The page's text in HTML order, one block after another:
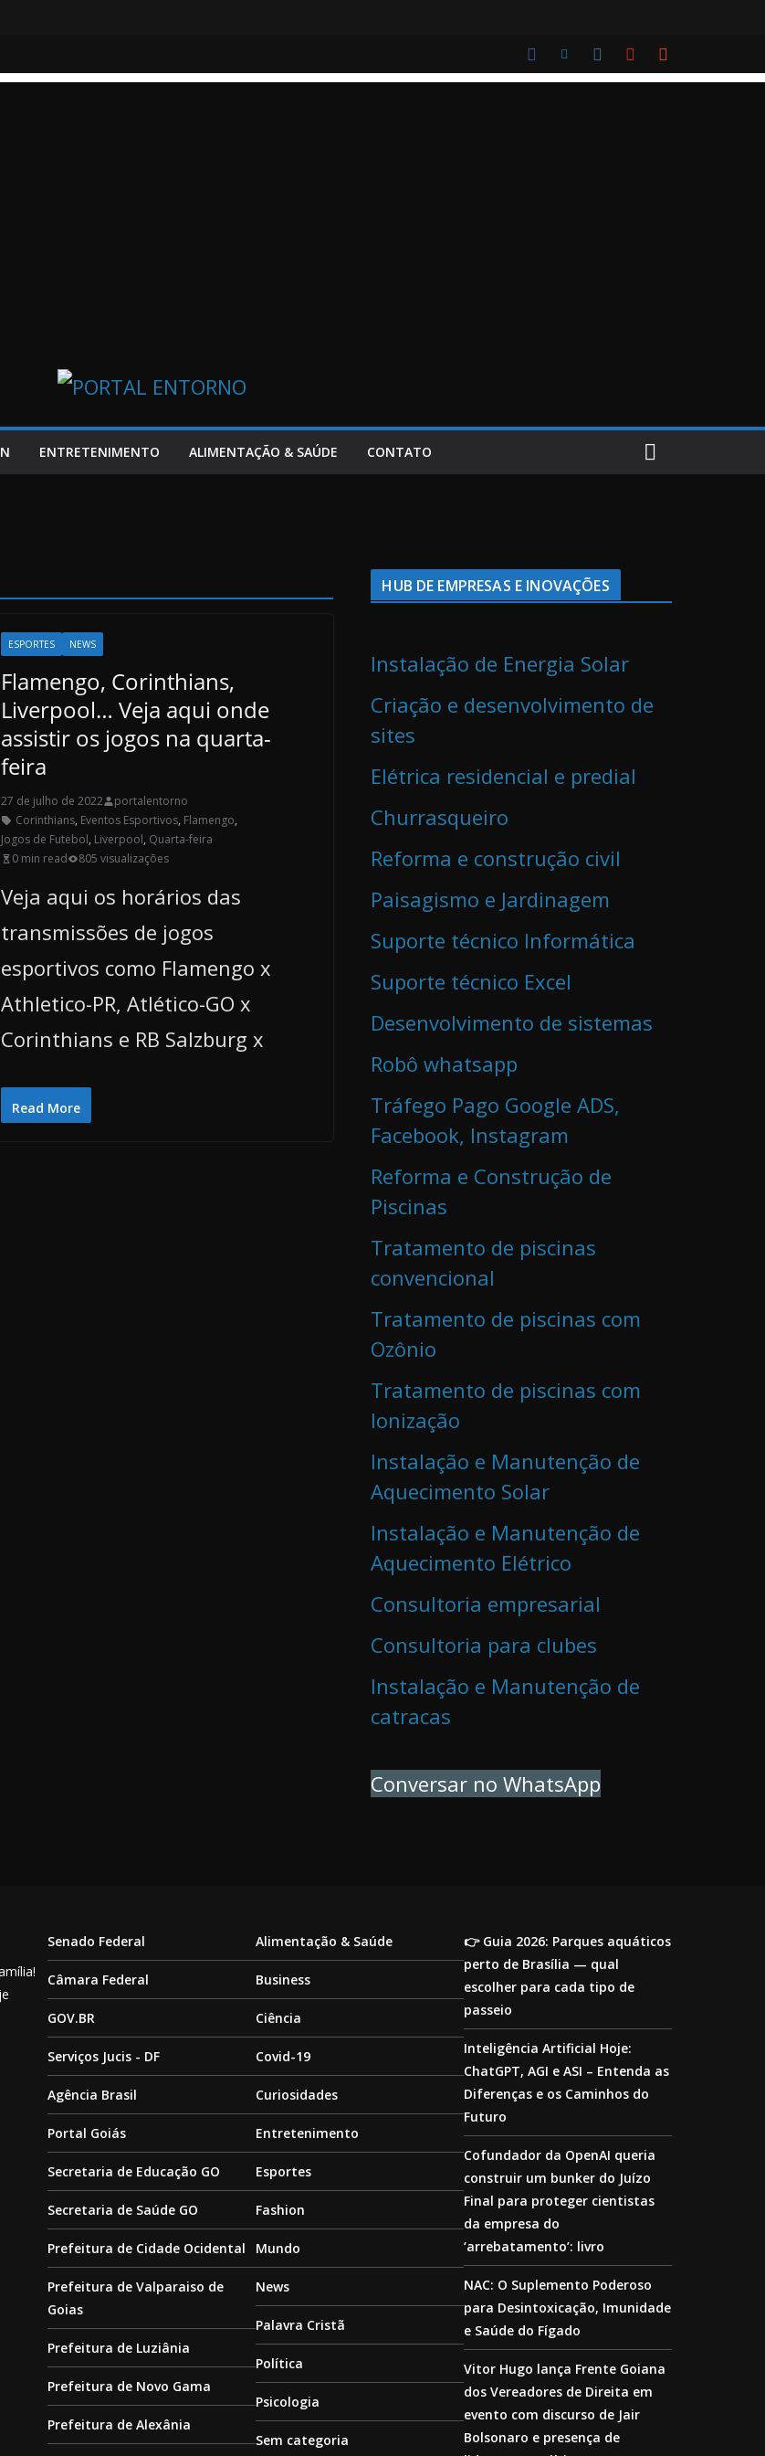
ENTRETENIMENTO ALIMENTAÇÃO & SAÚDE CONTATO
ESPORTES NEWS
Flamengo, Corinthians,
Liverpool… Veja aqui onde
assistir os jogos na quarta-
feira
27 de julho de 2022
portalentorno
Corinthians, Eventos Esportivos, Flamengo,
Jogos de Futebol, Liverpool, Quarta-feira
0 min read
805 visualizações
Veja aqui os horários das
transmissões de jogos
esportivos como Flamengo x
Athletico-PR, Atlético-GO x
Corinthians e RB Salzburg x
Read More
HUB DE EMPRESAS E INOVAÇÕES
Instalação de Energia Solar
Criação e desenvolvimento de
sites
Elétrica residencial e predial
Churrasqueiro
Reforma e construção civil
Paisagismo e Jardinagem
Suporte técnico Informática
Suporte técnico Excel
Desenvolvimento de sistemas
Robô whatsapp
Tráfego Pago Google ADS,
Facebook, Instagram
Reforma e Construção de
Piscinas
Tratamento de piscinas
convencional
Tratamento de piscinas com
Ozônio
Tratamento de piscinas com
Ionização
Instalação e Manutenção de
Aquecimento Solar
Instalação e Manutenção de
Aquecimento Elétrico
Consultoria empresarial
Consultoria para clubes
Instalação e Manutenção de
catracas
Conversar no WhatsApp
Senado Federal
Câmara Federal
GOV.BR
Serviços Jucis - DF
Agência Brasil
Portal Goiás
Secretaria de Educação GO
Secretaria de Saúde GO
Prefeitura de Cidade Ocidental
Prefeitura de Valparaiso de
Goias
Prefeitura de Luziânia
Prefeitura de Novo Gama
Prefeitura de Alexânia
Alimentação & Saúde
Business
Ciência
Covid-19
Curiosidades
Entretenimento
Esportes
Fashion
Mundo
News
Palavra Cristã
Política
Psicologia
Sem categoria
👉 Guia 2026: Parques aquáticos
perto de Brasília — qual
escolher para cada tipo de
passeio
Inteligência Artificial Hoje:
ChatGPT, AGI e ASI – Entenda as
Diferenças e os Caminhos do
Futuro
Cofundador da OpenAI queria
construir um bunker do Juízo
Final para proteger cientistas
da empresa do
‘arrebatamento’: livro
NAC: O Suplemento Poderoso
para Desintoxicação, Imunidade
e Saúde do Fígado
Vitor Hugo lança Frente Goiana
dos Vereadores de Direita em
evento com discurso de Jair
Bolsonaro e presença de